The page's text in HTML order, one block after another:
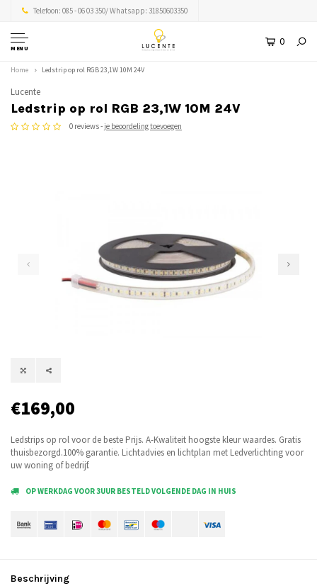
Telefoon: 085 - 06 03 350/ Whatsapp: 31850603350
MENU
0
Home Ledstrip op rol RGB 23,1W 10M 24V
Lucente
Ledstrip op rol RGB 23,1W 10M 24V
0 reviews - je beoordeling toevoegen
€169,00
Ledstrips op rol voor de beste Prijs. A-Kwaliteit hoogste kleur waardes. Gratis
thuisbezorgd.100% garantie. Lichtadvies en lichtplan met Ledverlichting voor
uw woning of bedrijf.
OP WERKDAG VOOR 3UUR BESTELD VOLGENDE DAG IN HUIS
Beschrijving